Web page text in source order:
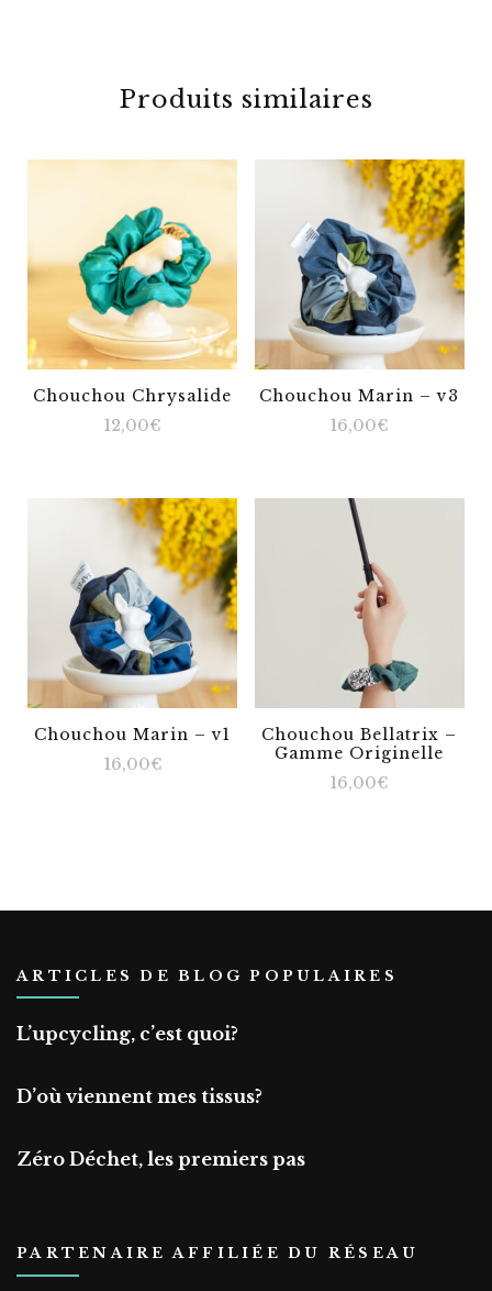
Produits similaires
Chouchou Chrysalide
12,00€
Chouchou Marin – v3
16,00€
Chouchou Marin – v1
16,00€
Chouchou Bellatrix –
Gamme Originelle
16,00€
ARTICLES DE BLOG POPULAIRES
L’upcycling, c’est quoi?
D’où viennent mes tissus?
Zéro Déchet, les premiers pas
PARTENAIRE AFFILIÉE DU RÉSEAU